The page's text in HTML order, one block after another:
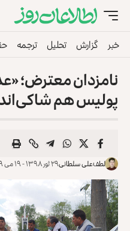
خبر گزارش تحلیل ترجمه
نامزدان معترض؛
پولیس هم
لطف‌علی سلطانی۲۹ ثور ۱۳۹۸ - ۱۹ می ۲۰۱۹